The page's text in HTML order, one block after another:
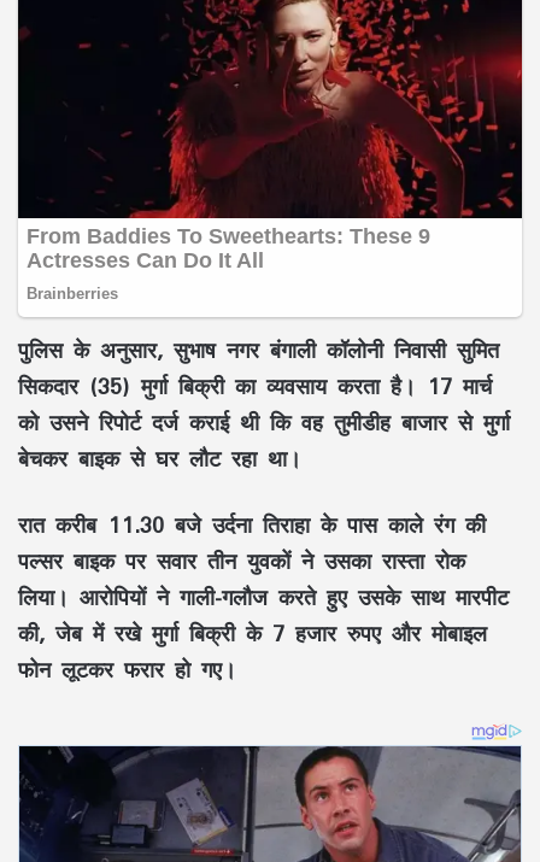
पुलिस के अनुसार, सुभाष नगर बंगाली कॉलोनी निवासी सुमित
सिकदार (35) मुर्गा बिक्री का व्यवसाय करता है। 17 मार्च
को उसने रिपोर्ट दर्ज कराई थी कि वह तुमीडीह बाजार से मुर्गा
बेचकर बाइक से घर लौट रहा था।
रात करीब 11.30 बजे उर्दना तिराहा के पास काले रंग की
पल्सर बाइक पर सवार तीन युवकों ने उसका रास्ता रोक
लिया। आरोपियों ने गाली-गलौज करते हुए उसके साथ मारपीट
की, जेब में रखे मुर्गा बिक्री के 7 हजार रुपए और मोबाइल
फोन लूटकर फरार हो गए।